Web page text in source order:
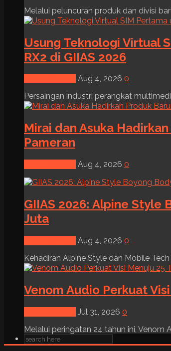
Melalui peluncuran produk dan divisi
Usung Teknologi Virtual
RX2 di GIIAS 2026
Aug 4, 2026 0
Persaingan industri perangkat
Mirai dan Asuka
Pameran
Aug 4, 2026 0
GIIAS 2026: Alpine Style
Juta
Aug 4, 2026 0
Kehadiran Alpine Style dan Mobile
Venom Audio Perkuat
Jul 31, 2026 0
Melalui peringatan 24 tahun ini, Venom